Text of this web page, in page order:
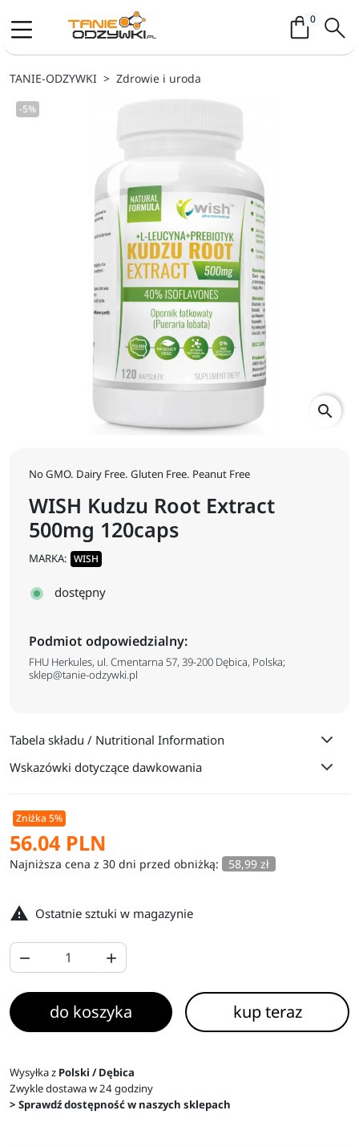
0Koszyk /
TANIE-ODZYWKI Zdrowie i uroda
-5%
search
No GMO. Dairy Free. Gluten Free. Peanut Free
WISH Kudzu Root Extract
500mg 120caps
MARKA: WISH
dostępny
Podmiot odpowiedzialny:
FHU Herkules, ul. Cmentarna 57, 39-200 Dębica, Polska;
sklep@tanie-odzywki.pl
Tabela składu / Nutritional Information
Wskazówki dotyczące dawkowania
Zniżka 5%
56.04 PLN
Najniższa cena z 30 dni przed obniżką: 58,99 zł
 Ostatnie sztuki w magazynie
 
do koszyka kup teraz
Wysyłka z Polski / Dębica
Zwykle dostawa w 24 godziny
> Sprawdź dostępność w naszych sklepach